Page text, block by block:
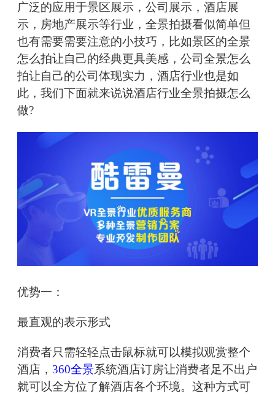
广泛的应用于景区展示，公司展示，酒店展
示，房地产展示等行业，全景拍摄看似简单但
也有需要需要注意的小技巧，比如景区的全景
怎么拍让自己的经典更具美感，公司全景怎么
拍让自己的公司体现实力，酒店行业也是如
此，我们下面就来说说酒店行业全景拍摄怎么
做?
优势一：
最直观的表示形式
消费者只需轻轻点击鼠标就可以模拟观赏整个
酒店， 360全景系统酒店订房让消费者足不出户
就可以全方位了解酒店各个环境。这种方式可